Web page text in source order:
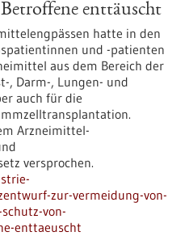
enttäuscht
hatte in den
und -patienten
aus dem Bereich der
, Darm-, Lungen- und
auch für die
Arzneimittel-
versprochen.
zur-vermeidung-von-
von-
enttaeuscht